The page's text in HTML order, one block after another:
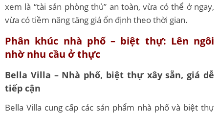
xem là “tài sản phòng thủ” an toàn, vừa có thể ở ngay,
vừa có tiềm năng tăng giá ổn định theo thời gian.
Phân khúc nhà phố – biệt thự: Lên ngôi
nhờ nhu cầu ở thực
Bella Villa – Nhà phố, biệt thự xây sẵn, giá dễ
tiếp cận
Bella Villa cung cấp các sản phẩm nhà phố và biệt thự